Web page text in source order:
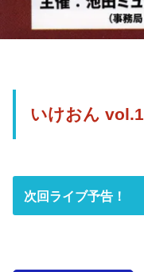
いけおん
次回ライブ予告！